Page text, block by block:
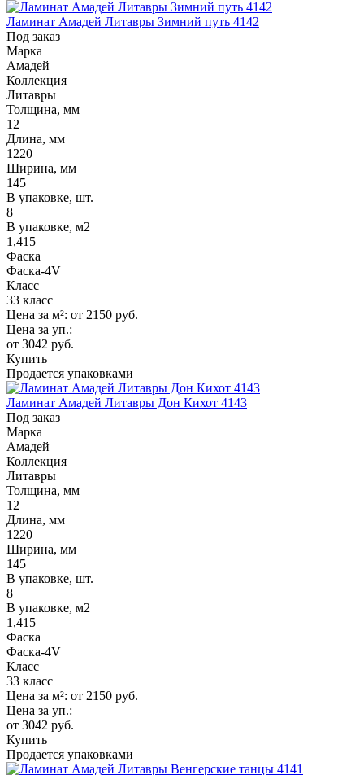
Ламинат Амадей Литавры Зимний путь 4142
Под заказ
Марка
Амадей
Коллекция
Литавры
Толщина, мм
12
Длина, мм
1220
Ширина, мм
145
В упаковке, шт.
8
В упаковке, м2
1,415
Фаска
Фаска-4V
Класс
33 класс
Цена за м²: от 2150 руб.
Цена за уп.:
от 3042 руб.
Купить
Продается упаковками
Ламинат Амадей Литавры Дон Кихот 4143
Под заказ
Марка
Амадей
Коллекция
Литавры
Толщина, мм
12
Длина, мм
1220
Ширина, мм
145
В упаковке, шт.
8
В упаковке, м2
1,415
Фаска
Фаска-4V
Класс
33 класс
Цена за м²: от 2150 руб.
Цена за уп.:
от 3042 руб.
Купить
Продается упаковками